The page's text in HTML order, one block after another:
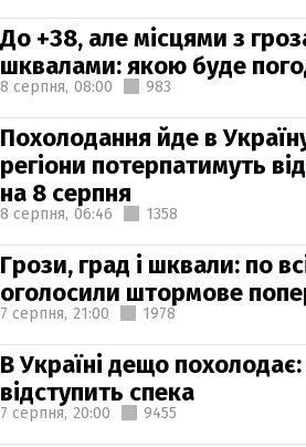
До +38, але місцями з
шквалами: якою буде
8 серпня, 08:00 983
Похолодання йде в
регіони потерпатимуть
на 8 серпня
8 серпня, 06:46 1358
Грози, град і шквали: по
оголосили штормове
7 серпня, 21:00 1978
В Україні дещо
відступить спека
7 серпня, 20:00 9455